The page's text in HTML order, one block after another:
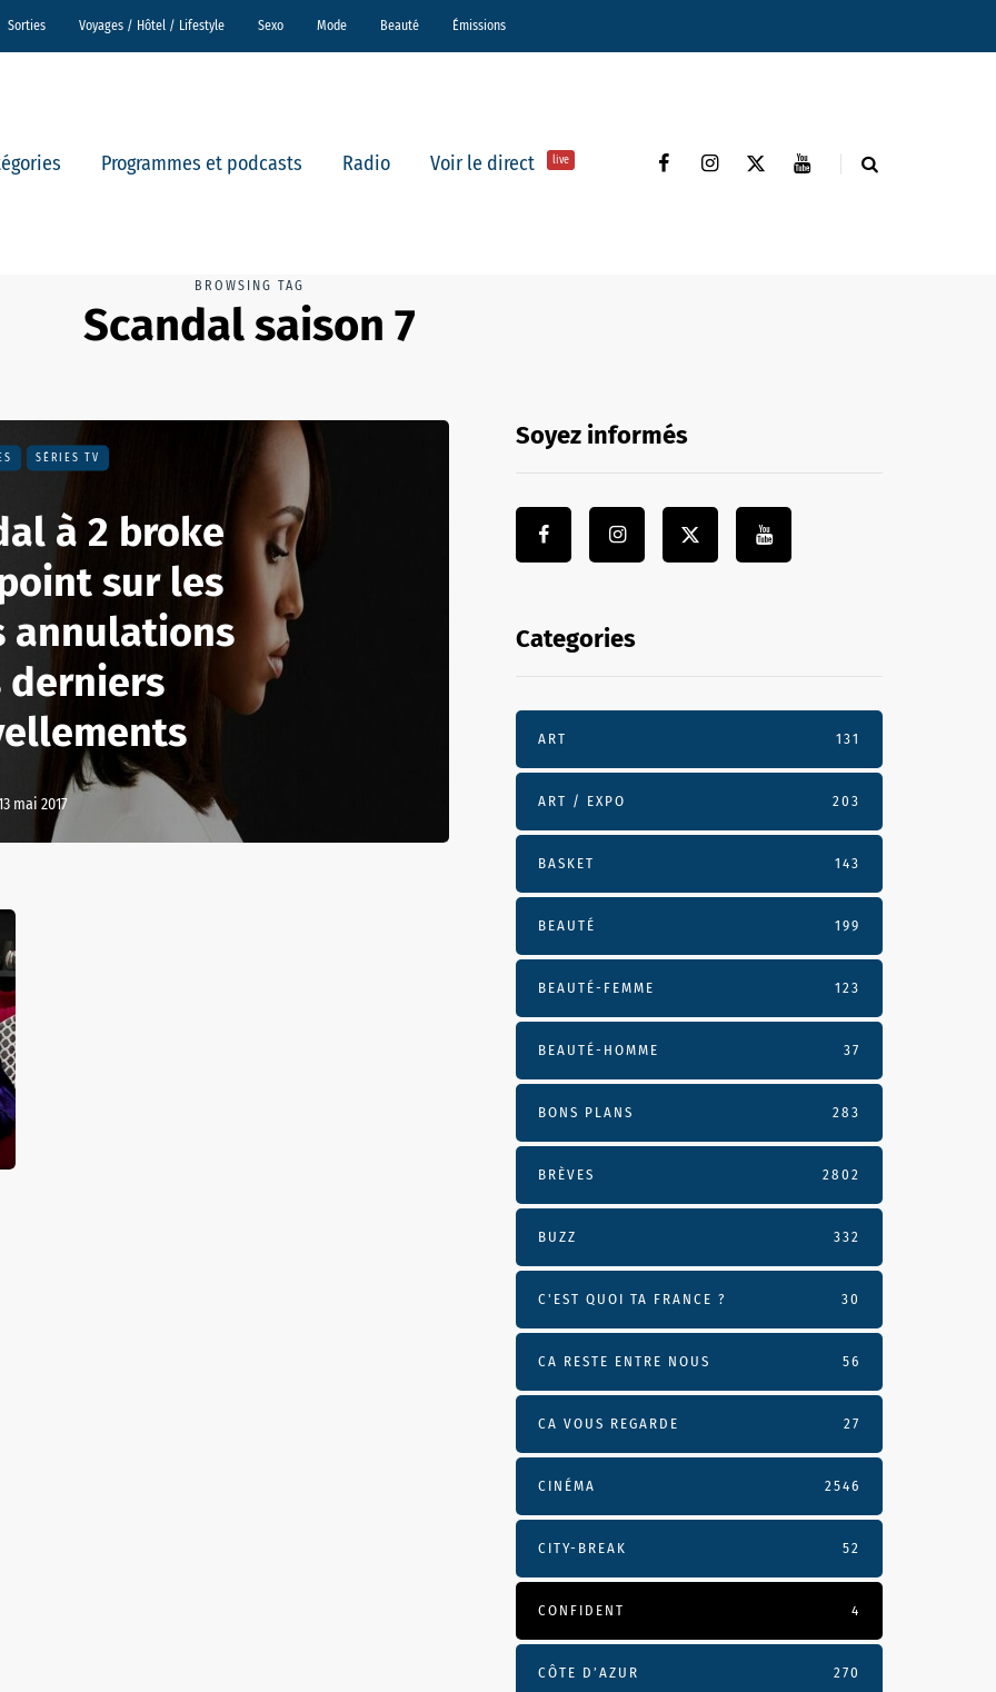
Sorties Voyages / Hôtel / Lifestyle Sexo Mode Beauté Émissions
Programmes et podcasts Radio Voir le direct live
BROWSING TAG
Scandal saison 7
SÉRIES TV
à 2 broke
sur les
annulations
derniers
mai 2017
Soyez informés
Categories
ART 131
ART / EXPO 203
BASKET 143
BEAUTÉ 199
BEAUTÉ-FEMME 123
BEAUTÉ-HOMME 37
BONS PLANS 283
BRÈVES 2802
BUZZ 332
C'EST QUOI TA FRANCE ? 30
CA RESTE ENTRE NOUS 56
CA VOUS REGARDE 27
CINÉMA 2546
CITY-BREAK 52
CONFIDENT 4
CÔTE D’AZUR 270